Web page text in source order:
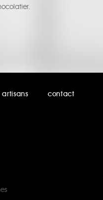
artisans contact